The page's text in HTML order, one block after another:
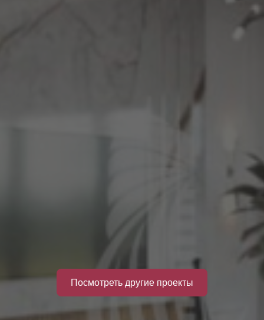
Посмотреть другие проекты